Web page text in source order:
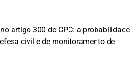
artigo 300 do CPC: a probabilidade
civil e de monitoramento de